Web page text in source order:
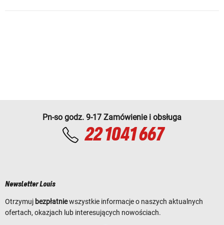
Pn-so godz. 9-17 Zamówienie i obsługa
22 1041 667
Newsletter Louis
Otrzymuj bezpłatniewszystkie informacje o naszych aktualnych
ofertach, okazjach lub interesujących nowościach.